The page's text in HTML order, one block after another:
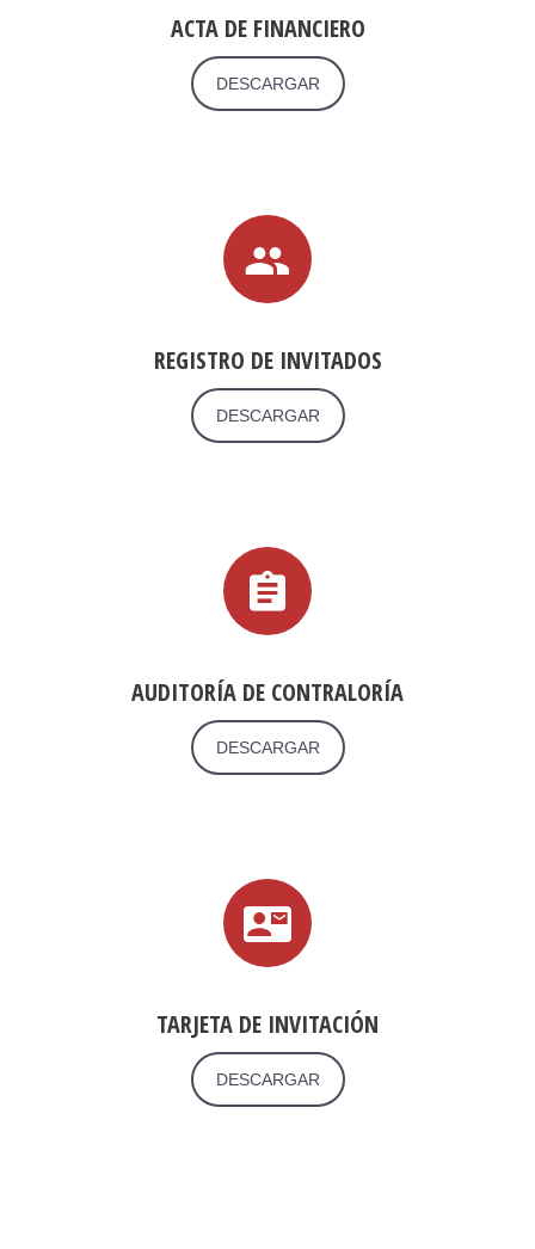
ACTA DE FINANCIERO
DESCARGAR
REGISTRO DE INVITADOS
DESCARGAR
AUDITORÍA DE CONTRALORÍA
DESCARGAR
TARJETA DE INVITACIÓN
DESCARGAR